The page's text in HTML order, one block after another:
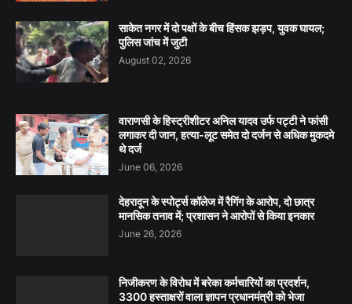
साकेत नगर में दो पक्षों के बीच हिंसक झड़प, युवक घायल;
पुलिस जांच में जुटी
August 02, 2026
वाराणसी के हिस्ट्रीशीटर अनिल यादव उर्फ पट्टी ने फांसी
लगाकर दी जान, हत्या-लूट समेत दो दर्जन से अधिक मुकदमे
थे दर्ज
June 06, 2026
देहरादून के स्पोर्ट्स कॉलेज में रैगिंग के आरोप, दो छात्र
मानसिक तनाव में; प्रशासन ने आरोपों से किया इनकार
June 26, 2026
निजीकरण के विरोध में बरेका कर्मचारियों का प्रदर्शन,
3300 हस्ताक्षरों वाला ज्ञापन प्रधानमंत्री को भेजा